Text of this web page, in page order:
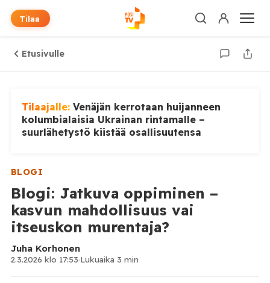
Tilaa
Etusivulle
Tilaajalle: Venäjän kerrotaan huijanneen
kolumbialaisia Ukrainan rintamalle –
suurlähetystö kiistää osallisuutensa
BLOGI
Blogi: Jatkuva oppiminen –
kasvun mahdollisuus vai
itseuskon murentaja?
Juha Korhonen
2.3.2026 klo 17:53·Lukuaika 3 min